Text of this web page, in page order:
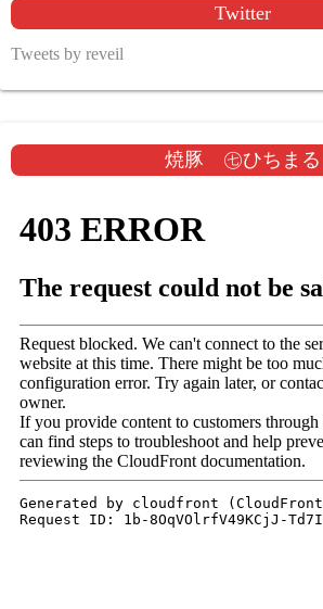
Twitter
Tweets by reveil
焼豚 ㊆ひちまる